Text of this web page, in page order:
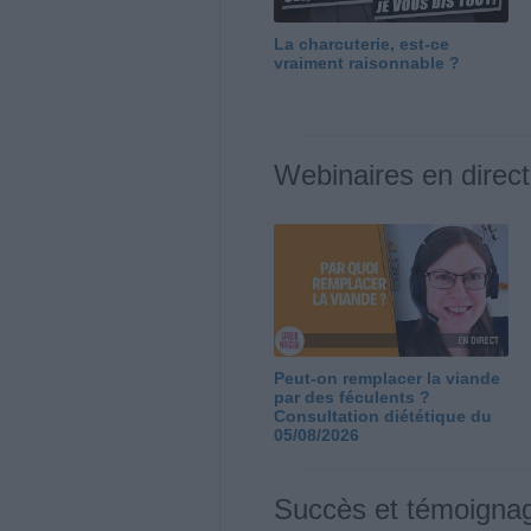
La charcuterie, est-ce
vraiment raisonnable ?
Webinaires en direct
Peut-on remplacer la viande
par des féculents ?
Consultation diététique du
05/08/2026
Succès et